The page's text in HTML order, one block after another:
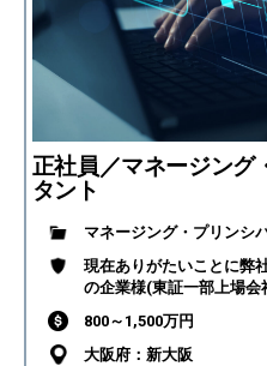
正社員／マネージング
タント
マネージング・プリンシ
現在ありがたいことに弊
の企業様(東証一部上場
800～1,500万円
大阪府：新大阪